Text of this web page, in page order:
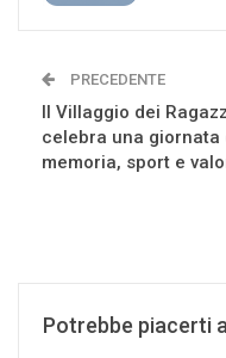
PRECEDENTE
Il Villaggio dei
celebra una giornata
memoria, sport e
Potrebbe piacerti